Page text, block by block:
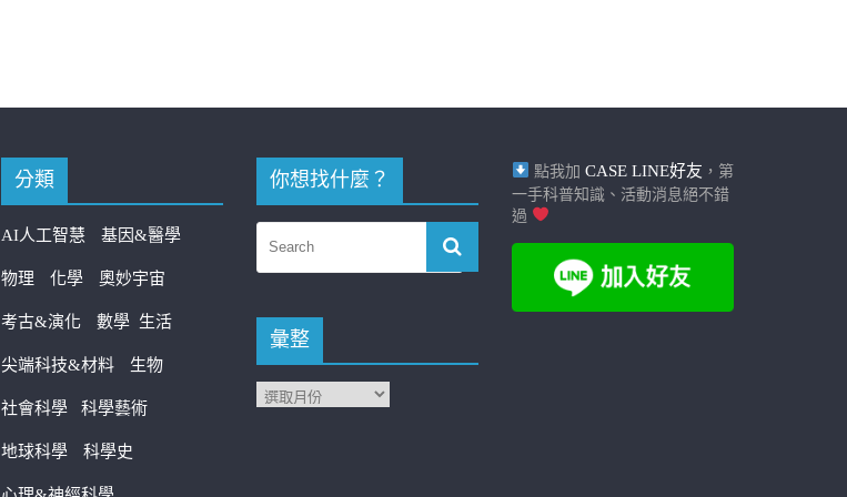
分類
AI人工智慧 基因&醫學
物理 化學 奧妙宇宙
考古&演化 數學 生活
尖端科技&材料 生物
社會科學 科學藝術
地球科學 科學史
你想找什麼？
彙整
點我加 CASE LINE好友 ，第
一手科普知識、活動消息絕不錯
過